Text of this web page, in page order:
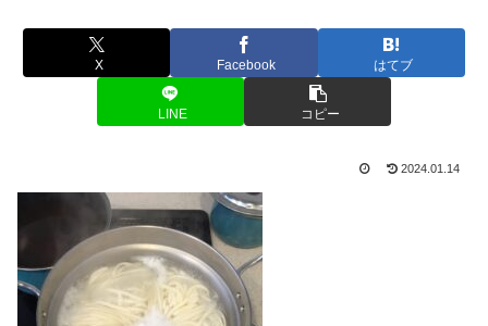
X Facebook はてブ
LINE コピー
2024.01.14